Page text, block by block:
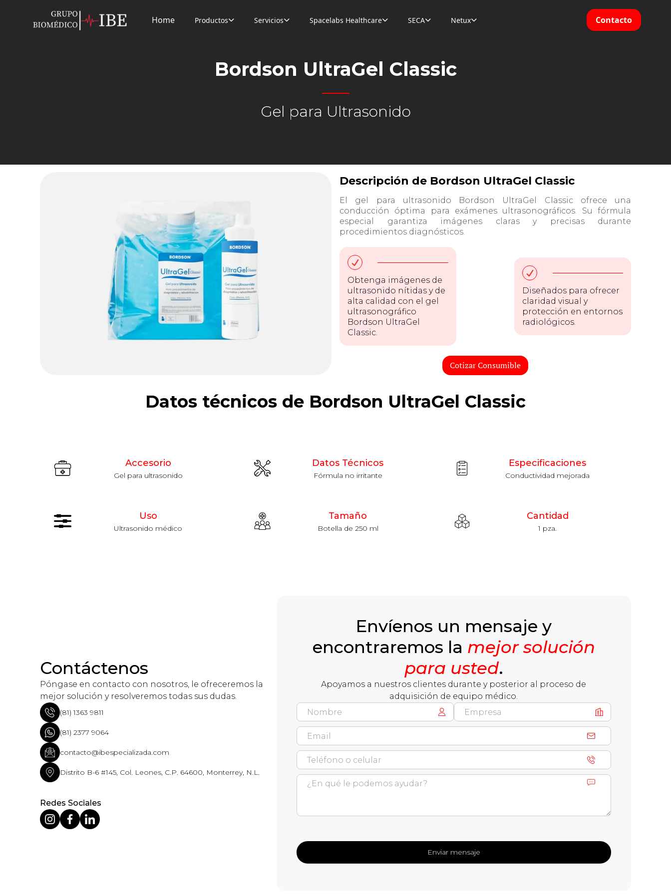
Home Productos Servicios Spacelabs Healthcare SECA Netux Contacto
Bordson UltraGel Classic
Gel para Ultrasonido
Descripción de Bordson UltraGel Classic
El gel para ultrasonido Bordson UltraGel Classic ofrece una
conducción óptima para exámenes ultrasonográficos. Su fórmula
especial garantiza imágenes claras y precisas durante
procedimientos diagnósticos.
Obtenga imágenes de
ultrasonido nítidas y de
alta calidad con el gel
ultrasonográfico
Bordson UltraGel
Classic.
Diseñados para ofrecer
claridad visual y
protección en entornos
radiológicos.
Cotizar Consumible
Datos técnicos de Bordson UltraGel Classic
Accesorio
Gel para ultrasonido
Datos Técnicos
Fórmula no irritante
Especificaciones
Conductividad mejorada
Uso
Ultrasonido médico
Tamaño
Botella de 250 ml
Cantidad
1 pza.
Contáctenos
Póngase en contacto con nosotros, le ofreceremos la
mejor solución y resolveremos todas sus dudas.
(81) 1363 9811
(81) 2377 9064
contacto@ibespecializada.com
Distrito B-6 #145, Col. Leones, C.P. 64600, Monterrey, N.L.
Redes Sociales
Envíenos un mensaje y
encontraremos la mejor solución
para usted.
Apoyamos a nuestros clientes durante y posterior al proceso de
adquisición de equipo médico.